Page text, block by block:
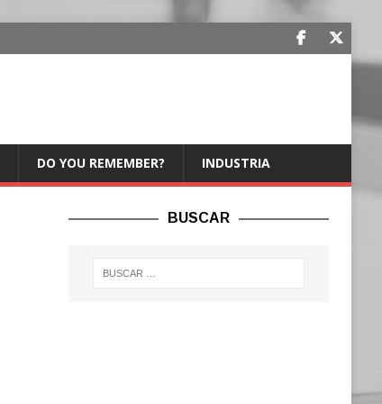
DO YOU REMEMBER? INDUSTRIA
BUSCAR